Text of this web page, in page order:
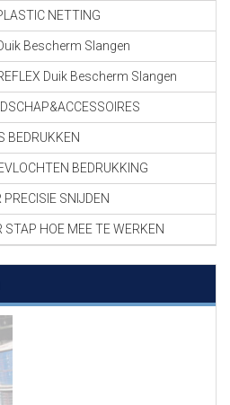
NETTING
Bescherm Slangen
Duik Bescherm Slangen
BEDRUKKEN
BEDRUKKING
SNIJDEN
HOE MEE TE WERKEN